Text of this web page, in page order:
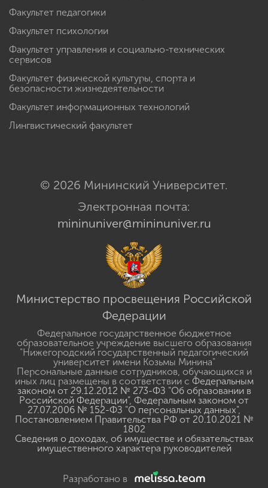
Факультет педагогики
Факультет психологии
Факультет управления и социально-технических
сервисов
Факультет физической культуры, спорта и
безопасности жизнедеятельности
Факультет информационных технологий
Лингвистический факультет
© 2026 Мининский Университет.
Электронная почта:
mininuniver@mininuniver.ru
Министерство просвещения Российской
Федерации
Федеральное государственное бюджетное
образовательное учреждение высшего образования
"Нижегородский государственный педагогический
университет имени Козьмы Минина"
Персональные данные сотрудников, обучающихся и
иных лиц размещены в соответствии с Федеральным
законом от 29.12.2012 № 273-ФЗ "Об образовании в
Российской Федерации", Федеральным законом от
27.07.2006 № 152-ФЗ "О персональных данных",
Постановлением Правительства РФ от 20.10.2021 №
1802
Сведения о доходах, об имуществе и обязательствах
имущественного характера руководителей
Разработано в